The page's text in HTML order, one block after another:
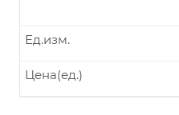
Ед.изм.
Цена(ед.)